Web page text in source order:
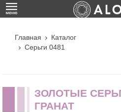
Главная
Каталог
Серьги 0481
ЗОЛОТЫЕ
ГРАНАТ